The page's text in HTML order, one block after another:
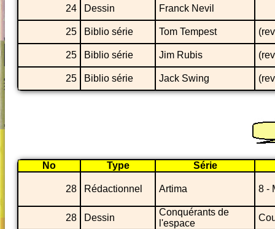
24 Dessin Franck Nevil
25 Biblio série Tom Tempest
25 Biblio série Jim Rubis
25 Biblio série Jack Swing
No Type Série
28 Rédactionnel Artima 8 -
28 Dessin
Conquérants de
l'espace